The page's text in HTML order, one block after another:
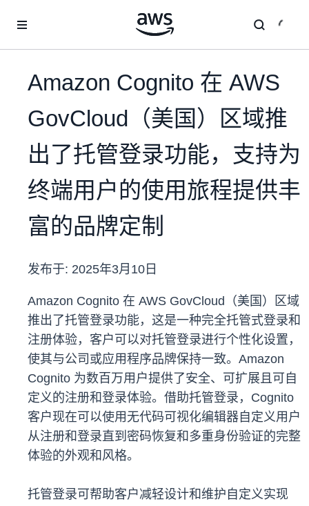
Amazon Cognito 在 AWS
GovCloud（美国）区域推
出了托管登录功能，支持为
终端用户的使用旅程提供丰
富的品牌定制
发布于: 2025年3月10日
Amazon Cognito 在 AWS GovCloud（美国）区域
推出了托管登录功能，这是一种完全托管式登录和
注册体验，客户可以对托管登录进行个性化设置，
使其与公司或应用程序品牌保持一致。Amazon
Cognito 为数百万用户提供了安全、可扩展且可自
定义的注册和登录体验。借助托管登录，Cognito
客户现在可以使用无代码可视化编辑器自定义用户
从注册和登录直到密码恢复和多重身份验证的完整
体验的外观和风格。
托管登录可帮助客户减轻设计和维护自定义实现